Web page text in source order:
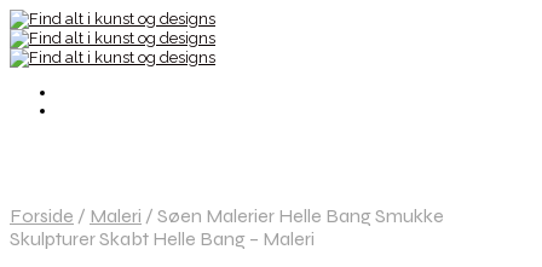
Forside / Maleri / Søen Malerier Helle Bang Smukke
Skulpturer Skabt Helle Bang – Maleri